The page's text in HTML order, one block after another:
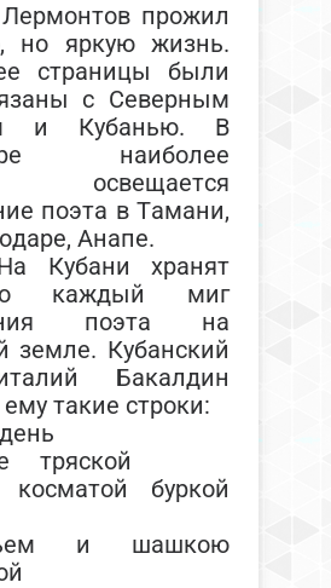
прожил
но яркую жизнь.
страницы были
с Северным
и Кубанью. В
наиболее
освещается
поэта в Тамани,
Анапе.
хранят
каждый миг
поэта на
земле. Кубанский
Бакалдин
такие строки:
тряской
буркой
и шашкою